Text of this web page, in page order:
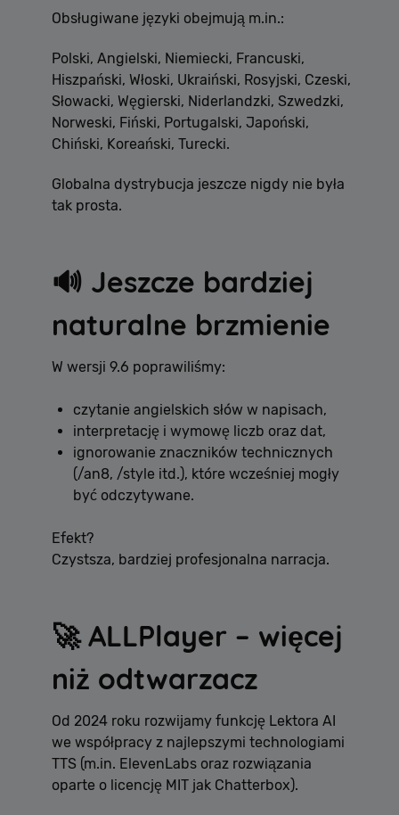
Obsługiwane języki obejmują m.in.:
Polski, Angielski, Niemiecki, Francuski,
Hiszpański, Włoski, Ukraiński, Rosyjski, Czeski,
Słowacki, Węgierski, Niderlandzki, Szwedzki,
Norweski, Fiński, Portugalski, Japoński,
Chiński, Koreański, Turecki.
Globalna dystrybucja jeszcze nigdy nie była
tak prosta.
🔊 Jeszcze bardziej
naturalne brzmienie
W wersji 9.6 poprawiliśmy:
czytanie angielskich słów w napisach,
interpretację i wymowę liczb oraz dat,
ignorowanie znaczników technicznych
(/an8, /style itd.), które wcześniej mogły
być odczytywane.
Efekt?
Czystsza, bardziej profesjonalna narracja.
🚀 ALLPlayer – więcej
niż odtwarzacz
Od 2024 roku rozwijamy funkcję Lektora AI
we współpracy z najlepszymi technologiami
TTS (m.in. ElevenLabs oraz rozwiązania
oparte o licencję MIT jak Chatterbox).
Domena
przechowywania
[abcdef0123456789]
{32}
allplayer.com Sesja
Polityce
prywatności Google